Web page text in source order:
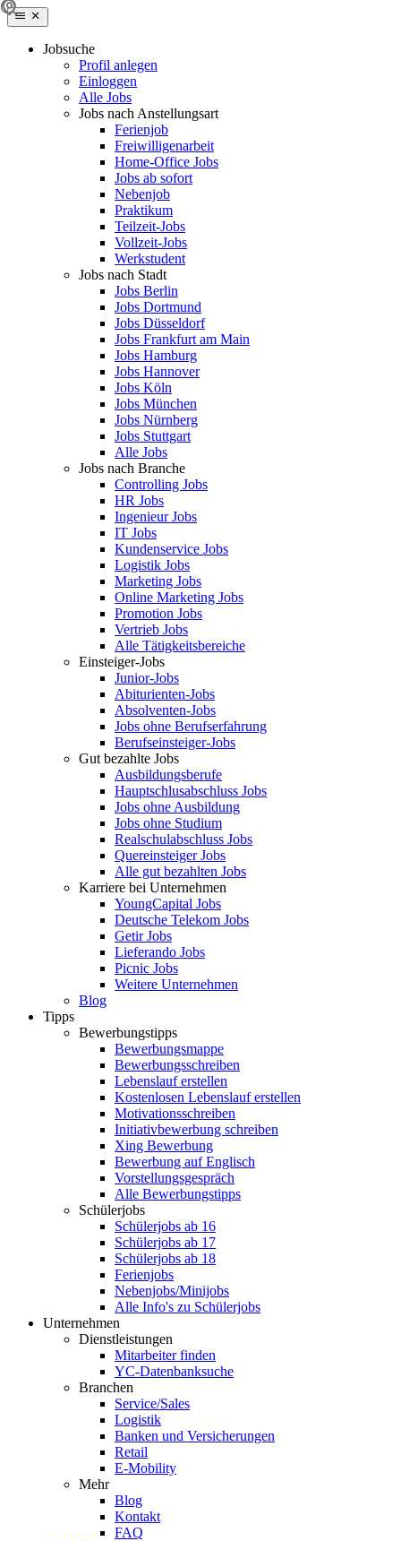
Jobsuche
Profil anlegen
Einloggen
Alle Jobs
Jobs nach Anstellungsart
Ferienjob
Freiwilligenarbeit
Home-Office Jobs
Jobs ab sofort
Nebenjob
Praktikum
Teilzeit-Jobs
Vollzeit-Jobs
Werkstudent
Jobs nach Stadt
Jobs Berlin
Jobs Dortmund
Jobs Düsseldorf
Jobs Frankfurt am Main
Jobs Hamburg
Jobs Hannover
Jobs Köln
Jobs München
Jobs Nürnberg
Jobs Stuttgart
Alle Jobs
Jobs nach Branche
Controlling Jobs
HR Jobs
Ingenieur Jobs
IT Jobs
Kundenservice Jobs
Logistik Jobs
Marketing Jobs
Online Marketing Jobs
Promotion Jobs
Vertrieb Jobs
Alle Tätigkeitsbereiche
Einsteiger-Jobs
Junior-Jobs
Abiturienten-Jobs
Absolventen-Jobs
Jobs ohne Berufserfahrung
Berufseinsteiger-Jobs
Gut bezahlte Jobs
Ausbildungsberufe
Hauptschlusabschluss Jobs
Jobs ohne Ausbildung
Jobs ohne Studium
Realschulabschluss Jobs
Quereinsteiger Jobs
Alle gut bezahlten Jobs
Karriere bei Unternehmen
YoungCapital Jobs
Deutsche Telekom Jobs
Getir Jobs
Lieferando Jobs
Picnic Jobs
Weitere Unternehmen
Blog
Tipps
Bewerbungstipps
Bewerbungsmappe
Bewerbungsschreiben
Lebenslauf erstellen
Kostenlosen Lebenslauf erstellen
Motivationsschreiben
Initiativbewerbung schreiben
Xing Bewerbung
Bewerbung auf Englisch
Vorstellungsgespräch
Alle Bewerbungstipps
Schülerjobs
Schülerjobs ab 16
Schülerjobs ab 17
Schülerjobs ab 18
Ferienjobs
Nebenjobs/Minijobs
Alle Info's zu Schülerjobs
Unternehmen
Dienstleistungen
Mitarbeiter finden
YC-Datenbanksuche
Branchen
Service/Sales
Logistik
Banken und Versicherungen
Retail
E-Mobility
Mehr
Blog
Kontakt
FAQ